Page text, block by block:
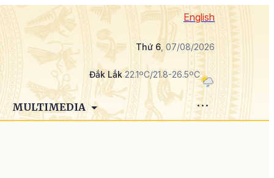
English
Thứ 6, 07/08/2026
Đắk Lắk22.1ºC/21.8-26.5ºC
MULTIMEDIA